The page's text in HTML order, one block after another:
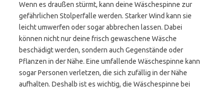
Wenn es draußen stürmt, kann deine Wäschespinne zur
gefährlichen Stolperfalle werden. Starker Wind kann sie
leicht umwerfen oder sogar abbrechen lassen. Dabei
können nicht nur deine frisch gewaschene Wäsche
beschädigt werden, sondern auch Gegenstände oder
Pflanzen in der Nähe. Eine umfallende Wäschespinne kann
sogar Personen verletzen, die sich zufällig in der Nähe
aufhalten. Deshalb ist es wichtig, die Wäschespinne bei